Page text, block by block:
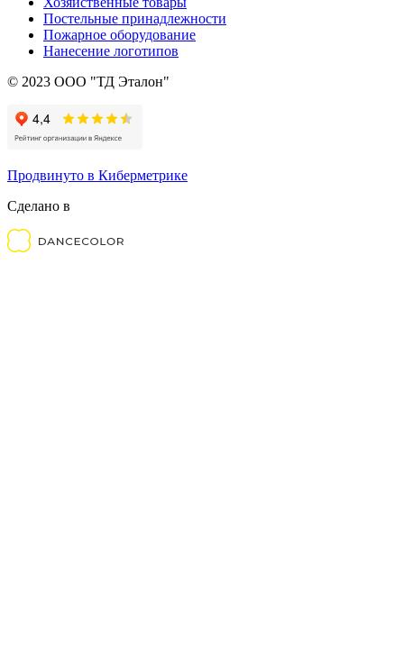
Постельные принадлежности
Пожарное оборудование
Нанесение логотипов
© 2023 ООО "ТД Эталон"
Продвинуто в Киберметрике
Сделано в